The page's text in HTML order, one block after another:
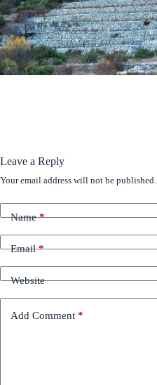
Leave a Reply
Your email address will not be published.
Name*
Email*
Website
Add Comment *